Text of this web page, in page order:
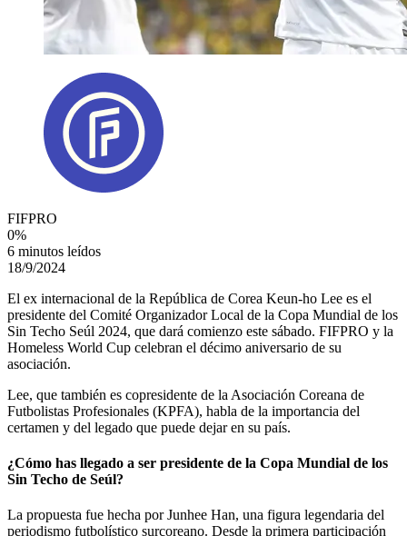
FIFPRO
0%
6 minutos leídos
18/9/2024
El ex internacional de la República de Corea Keun-ho Lee es el
presidente del Comité Organizador Local de la Copa Mundial de los
Sin Techo Seúl 2024, que dará comienzo este sábado. FIFPRO y la
Homeless World Cup celebran el décimo aniversario de su
asociación.
Lee, que también es copresidente de la Asociación Coreana de
Futbolistas Profesionales (KPFA), habla de la importancia del
certamen y del legado que puede dejar en su país.
¿Cómo has llegado a ser presidente de la Copa Mundial de los
Sin Techo de Seúl?
La propuesta fue hecha por Junhee Han, una figura legendaria del
periodismo futbolístico surcoreano. Desde la primera participación